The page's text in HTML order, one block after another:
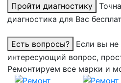
Пройти диагностику
диагностика для Вас
Есть вопросы?
Если вы не
интересующий вопрос,
Ремонтируем все марки и